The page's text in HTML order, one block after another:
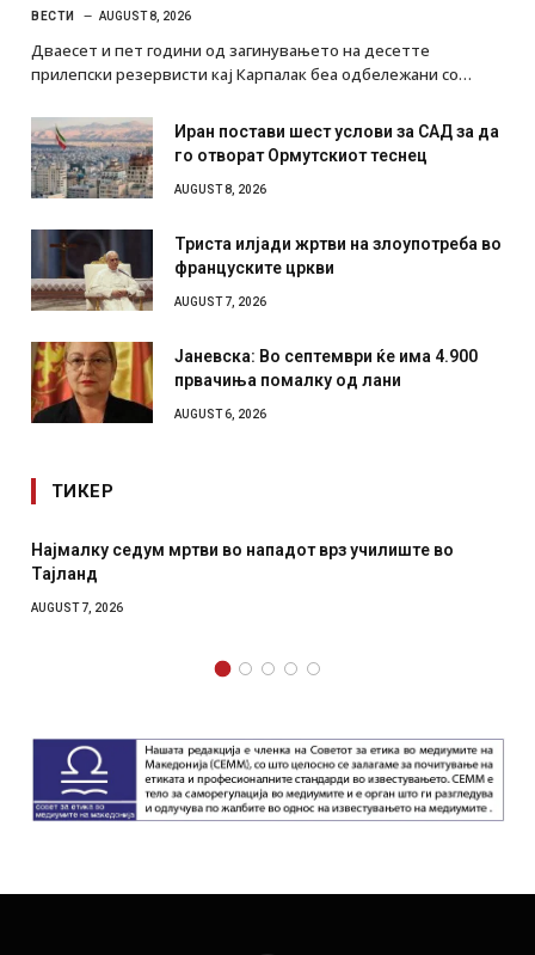
ВЕСТИ AUGUST 8, 2026
Дваесет и пет години од загинувањето на десетте
прилепски резервисти кај Карпалак беа одбележани со…
Иран постави шест услови за САД за да
го отворат Ормутскиот теснец
AUGUST 8, 2026
Триста илјади жртви на злоупотреба во
француските цркви
AUGUST 7, 2026
Јаневска: Во септември ќе има 4.900
првачиња помалку од лани
AUGUST 6, 2026
ТИКЕР
Најмалку седум мртви во нападот врз училиште во
Тајланд
AUGUST 7, 2026